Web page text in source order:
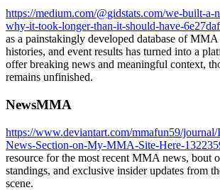
https://medium.com/@gidstats.com/we-built-a-
why-it-took-longer-than-it-should-have-
as a painstakingly developed database of
histories, and event results has turned into a
offer breaking news and meaningful context,
remains unfinished.
NewsMMA
https://www.deviantart.com/mmafun59/journal/
News-Section-on-My-MMA-Site-Here-
resource for the most recent MMA news, bout
standings, and exclusive insider updates from
scene.